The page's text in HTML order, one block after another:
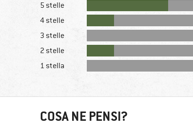
5 stelle
4 stelle
3 stelle
2 stelle
1 stella
COSA NE PENSI?